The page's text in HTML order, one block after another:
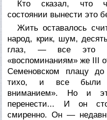
Кто сказал, что
состоянии вынести это
Жить оставалось
народ, крик, шум,
глаз, — все это
«воспоминаниям» же III
Семеновском плацу
тихо, и все были
вниманием». Но и
перенести... И он
смиренно. Он —